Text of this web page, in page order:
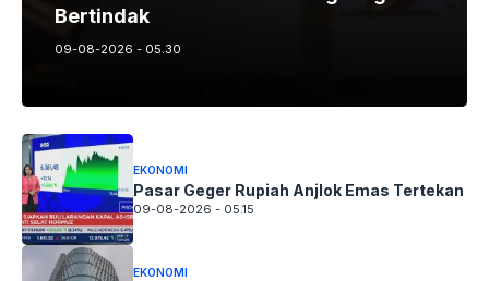
Bertindak
09-08-2026 - 05.30
EKONOMI
Pasar Geger Rupiah Anjlok Emas Tertekan
09-08-2026 - 05.15
EKONOMI